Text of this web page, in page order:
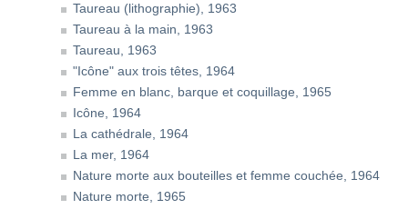
Taureau (lithographie), 1963
Taureau à la main, 1963
Taureau, 1963
"Icône" aux trois têtes, 1964
Femme en blanc, barque et coquillage, 1965
Icône, 1964
La cathédrale, 1964
La mer, 1964
Nature morte aux bouteilles et femme couchée, 1964
Nature morte, 1965